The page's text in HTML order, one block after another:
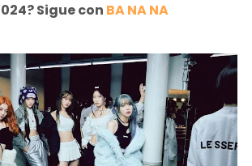
Sigue con BA NA NA